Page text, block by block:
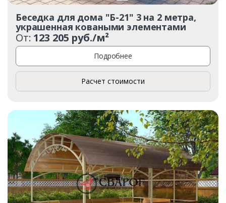
Беседка для дома "Б-21" 3 на 2 метра,
украшенная коваными элементами
От: 123 205 руб./м²
Подробнее
Расчет стоимости